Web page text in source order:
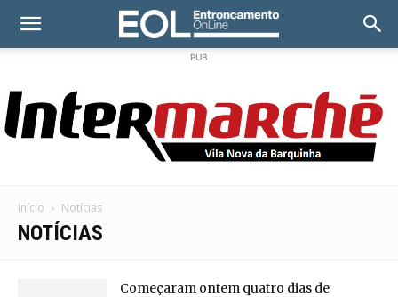
PUB
Início Notícias
NOTÍCIAS
Começaram ontem quatro dias de